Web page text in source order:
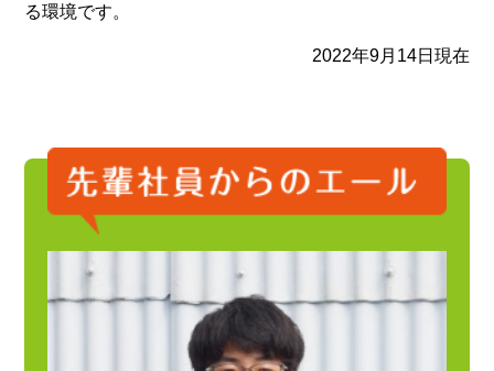
る環境です。
2022年9月14日現在